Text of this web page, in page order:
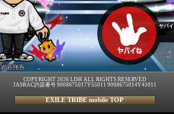
岩谷翔吾
COPYRIGHT 2026 LDH ALL RIGHTS RESERVED
JASRAC許諾番号 9008675017Y55011 9008675014Y41011
EXILE TRIBE mobile TOP